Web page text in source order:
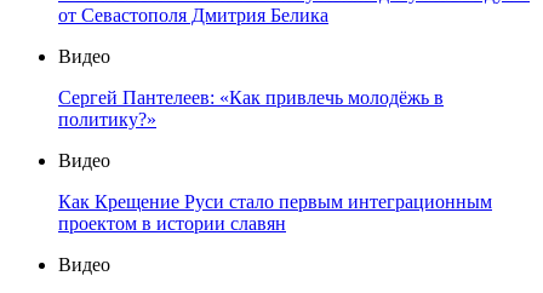
от Севастополя Дмитрия Белика
Видео
Сергей Пантелеев: «Как привлечь молодёжь в
политику?»
Видео
Как Крещение Руси стало первым интеграционным
проектом в истории славян
Видео